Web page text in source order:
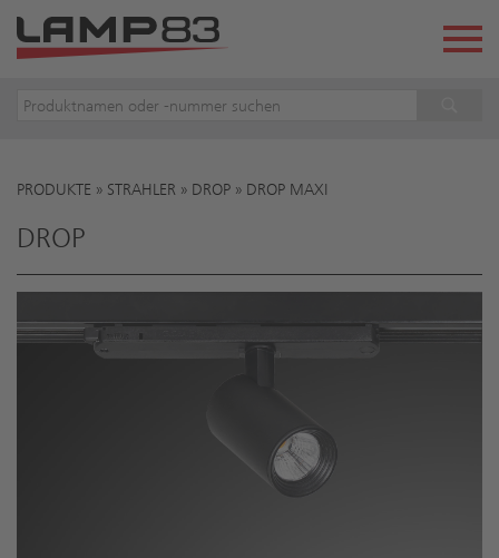
Sie sind hier
PRODUKTE » STRAHLER » DROP » DROP MAXI
DROP